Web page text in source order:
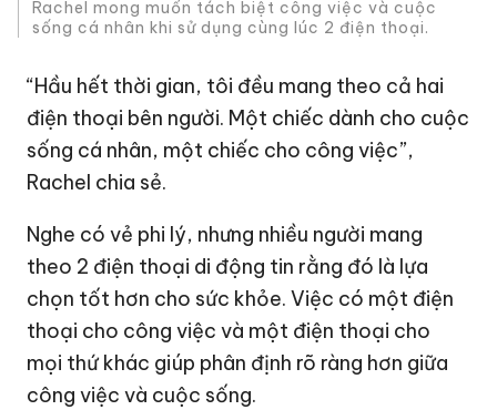
Rachel mong muốn tách biệt công việc và cuộc
sống cá nhân khi sử dụng cùng lúc 2 điện thoại.
“Hầu hết thời gian, tôi đều mang theo cả hai
điện thoại bên người. Một chiếc dành cho cuộc
sống cá nhân, một chiếc cho công việc”,
Rachel chia sẻ.
Nghe có vẻ phi lý, nhưng nhiều người mang
theo 2 điện thoại di động tin rằng đó là lựa
chọn tốt hơn cho sức khỏe. Việc có một điện
thoại cho công việc và một điện thoại cho
mọi thứ khác giúp phân định rõ ràng hơn giữa
công việc và cuộc sống.